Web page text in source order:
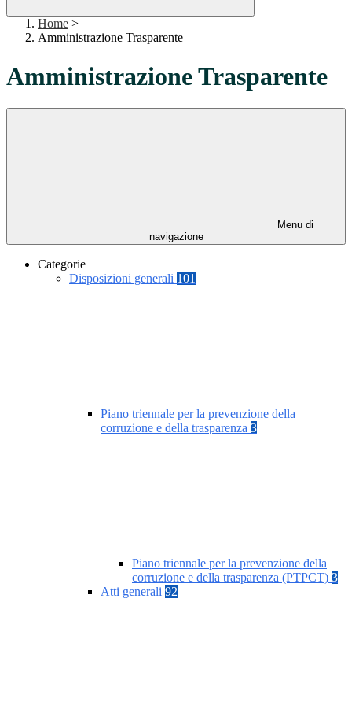
Home >
Amministrazione Trasparente
Amministrazione Trasparente
Menu di
navigazione
Categorie
Disposizioni generali 101
Piano triennale per la prevenzione della
corruzione e della trasparenza 3
Piano triennale per la prevenzione della
corruzione e della trasparenza (PTPCT) 3
Atti generali 92